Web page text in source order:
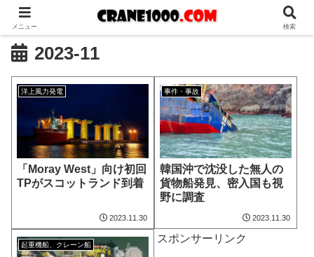
2023-11
洋上風力発電
「Moray West」向け初回
TPがスコットランド到着
2023.11.30
事件・事故
韓国沖で沈没した無人の
貨物船発見、密入国も視
野に調査
2023.11.30
起重機船、クレーン船 スポンサーリンク
メニュー 検索